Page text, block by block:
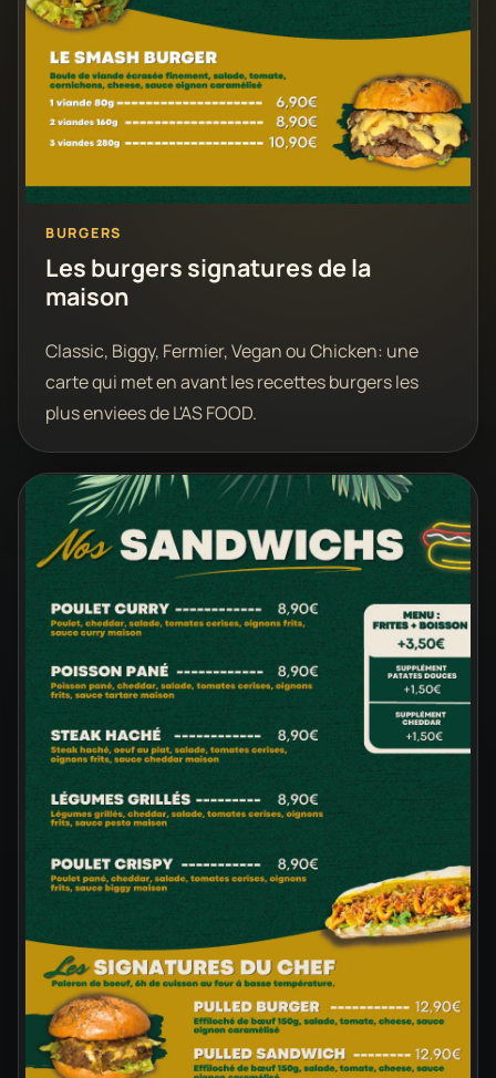
BURGERS
Les burgers signatures de la
maison
Classic, Biggy, Fermier, Vegan ou Chicken: une
carte qui met en avant les recettes burgers les
plus enviees de L'AS FOOD.